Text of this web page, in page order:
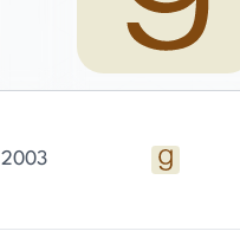
2003